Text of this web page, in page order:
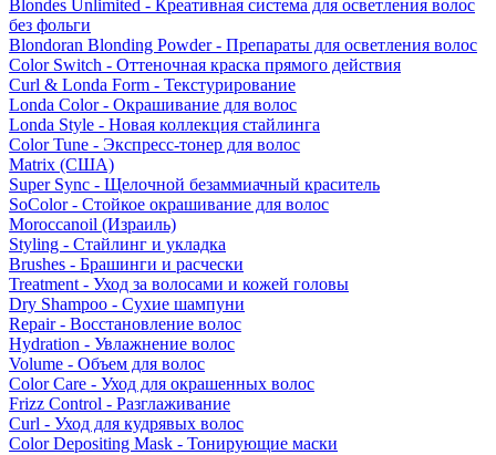
Blondes Unlimited - Креативная система для осветления волос
без фольги
Blondoran Blonding Powder - Препараты для осветления волос
Color Switch - Оттеночная краска прямого действия
Curl & Londa Form - Текстурирование
Londa Color - Окрашивание для волос
Londa Style - Новая коллекция стайлинга
Color Tune - Экспресс-тонер для волос
Matrix (США)
Super Sync - Щелочной безаммиачный краситель
SoColor - Стойкое окрашивание для волос
Moroccanoil (Израиль)
Styling - Стайлинг и укладка
Brushes - Брашинги и расчески
Treatment - Уход за волосами и кожей головы
Dry Shampoo - Сухие шампуни
Repair - Восстановление волос
Hydration - Увлажнение волос
Volume - Объем для волос
Color Care - Уход для окрашенных волос
Frizz Control - Разглаживание
Curl - Уход для кудрявых волос
Color Depositing Mask - Тонирующие маски